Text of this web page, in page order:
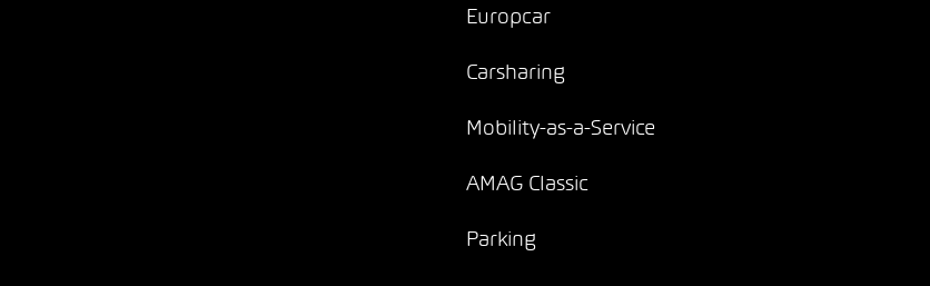
Europcar
Carsharing
Mobility-as-a-Service
AMAG Classic
Parking